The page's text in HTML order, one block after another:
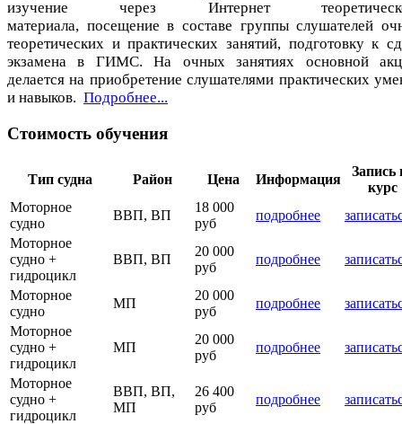
изучение через Интернет
материала, посещение в составе группы слушателей
теоретических и практических занятий, подготовку к
экзамена в ГИМС. На очных занятиях основной
делается на приобретение слушателями практических
и навыков. Подробнее...
Стоимость обучения
Тип судна Район Цена Информация
Запись
курс
Моторное
судно
ВВП, ВП
18 000
руб
подробнее
Моторное
судно +
гидроцикл
ВВП, ВП
20 000
руб
подробнее
Моторное
судно
МП
20 000
руб
подробнее
Моторное
судно +
гидроцикл
МП
20 000
руб
подробнее
Моторное
судно +
гидроцикл
ВВП, ВП,
МП
26 400
руб
подробнее